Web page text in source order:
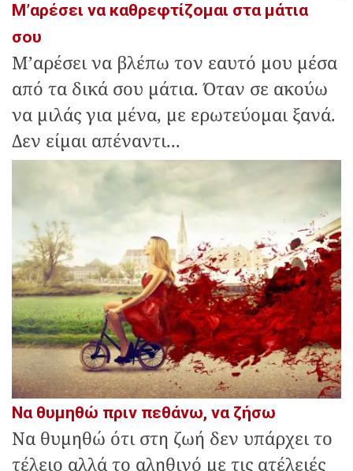
Μ’αρέσει να καθρεφτίζομαι στα μάτια
σου
Μ’αρέσει να βλέπω τον εαυτό μου μέσα
από τα δικά σου μάτια. Όταν σε ακούω
να μιλάς για μένα, με ερωτεύομαι ξανά.
Δεν είμαι απέναντι...
Να θυμηθώ πριν πεθάνω, να ζήσω
Να θυμηθώ ότι στη ζωή δεν υπάρχει το
τέλειο αλλά το αληθινό με τις ατέλειές